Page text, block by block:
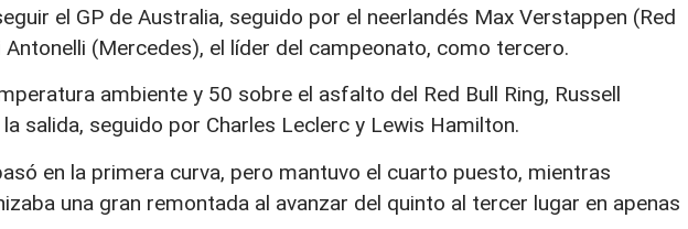
el GP de Australia, seguido por el neerlandés Max Verstappen (Red
Antonelli (Mercedes), el líder del campeonato, como tercero.
ambiente y 50 sobre el asfalto del Red Bull Ring, Russell
salida, seguido por Charles Leclerc y Lewis Hamilton.
en la primera curva, pero mantuvo el cuarto puesto, mientras
una gran remontada al avanzar del quinto al tercer lugar en apenas